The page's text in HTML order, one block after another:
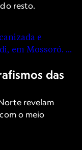
resto.
das
revelam
o meio